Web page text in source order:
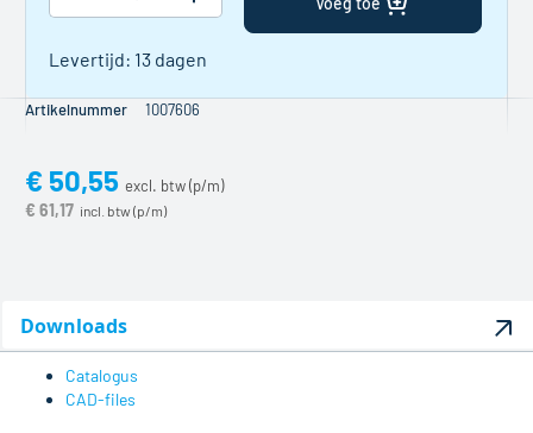
Levertijd: 13 dagen
Artikelnummer 1007606
€ 61,17
€ 50,55
Downloads
Catalogus
CAD-files